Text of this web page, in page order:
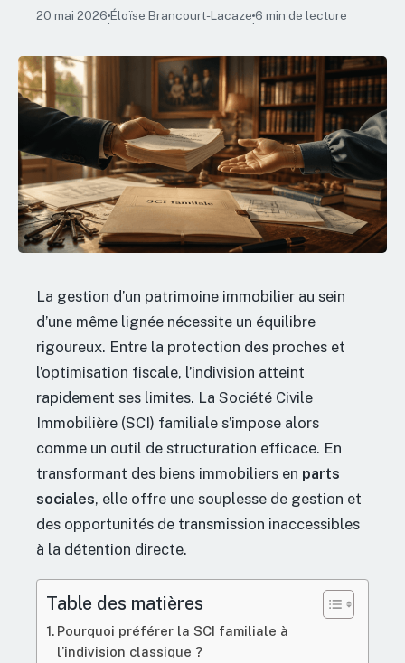
20 mai 2026
·
Éloïse Brancourt-Lacaze
·
6 min de lecture
La gestion d’un patrimoine immobilier au sein
d’une même lignée nécessite un équilibre
rigoureux. Entre la protection des proches et
l’optimisation fiscale, l’indivision atteint
rapidement ses limites. La Société Civile
Immobilière (SCI) familiale s’impose alors
comme un outil de structuration efficace. En
transformant des biens immobiliers en parts
sociales, elle offre une souplesse de gestion et
des opportunités de transmission inaccessibles
à la détention directe.
Table des matières
Pourquoi préférer la SCI familiale à
l’indivision classique ?